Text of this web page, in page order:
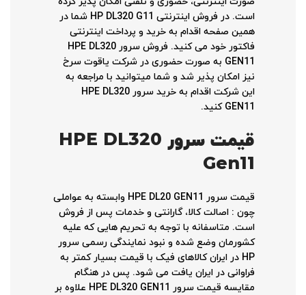
است. در فروش اینترنتی HP DL320 G11 شما در
همین صفحه اقدام به خرید و پرداخت اینترنتی
فاکتور خود می کنید. فروش سرور HPE DL320
GEN11 به صورت حضوری در شرکت یاقوت سرخ
نیز امکان پذیر شد و شما میتوانید با مراجعه به
این شرکت اقدام به خرید سرور HPE DL320
GEN11 کنید.
قیمت سرور HPE DL320
Gen11
قیمت سرور HPE DL20 GEN11 وابسته به عواملی
چون : اصالت کالا، گارانتی و خدمات پس از فروش
است. متاسفانه با توجه به تحریم هایی که علیه
کشورمان وضع شده و نبود نمایندگی رسمی سرور
HP در ایران کالاهای فیک با قیمت بسیار کمتر به
فراوانی در ایران یافت می شود. پس در هنگام
مقایسه قیمت سرور HPE DL320 GEN11 علاوه بر